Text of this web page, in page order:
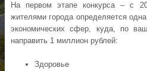
На первом этапе конкурса – с
жителями города определяется
экономических сфер, куда, по
направить 1 миллион рублей:
Здоровье